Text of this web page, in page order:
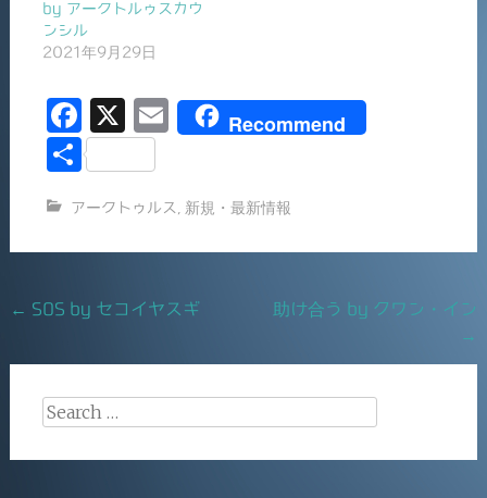
by アークトルゥスカウ
ンシル
2021年9月29日
F
a
e
b
o
k
X
E
l
Recommend
共
アークトゥルス 新規・最新情報
Post
← SOS by セコイヤスギ
助け合う by クワン・イン
→
Search